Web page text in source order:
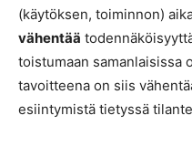
(käytöksen, toiminnon)
vähentää
toistumaan samanlaisissa
tavoitteena on siis
esiintymistä tietyssä